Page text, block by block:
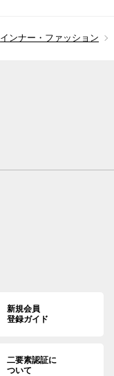
インナー・ファッション
新規会員
登録ガイド
二要素認証に
ついて